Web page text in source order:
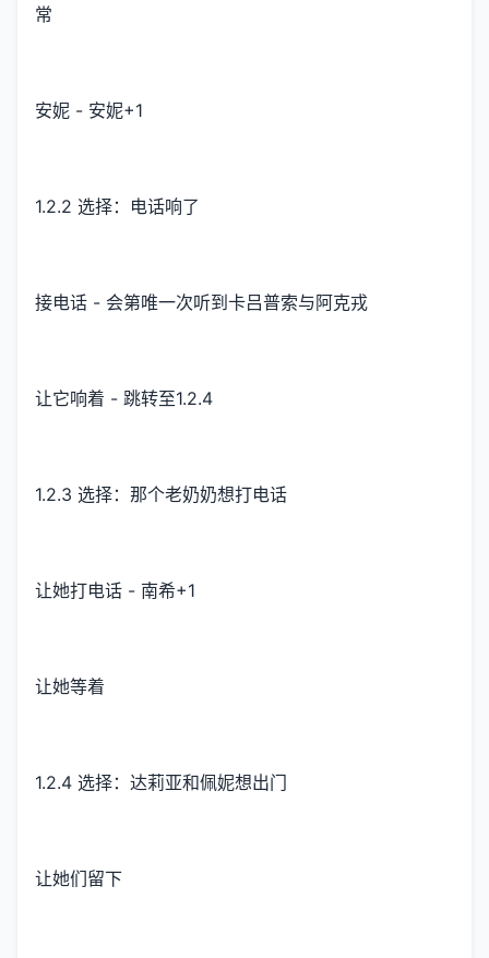
常
安妮 - 安妮+1
1.2.2 选择：电话响了
接电话 - 会第唯一次听到卡吕普索与阿克戎
让它响着 - 跳转至1.2.4
1.2.3 选择：那个老奶奶想打电话
让她打电话 - 南希+1
让她等着
1.2.4 选择：达莉亚和佩妮想出门
让她们留下